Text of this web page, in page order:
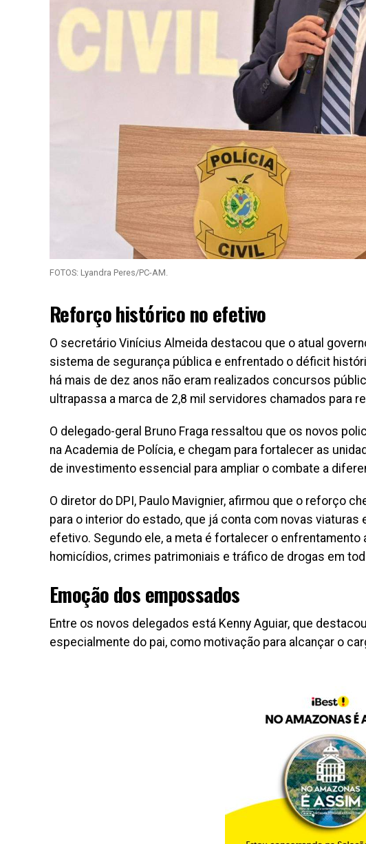
FOTOS: Lyandra Peres/PC-AM.
Reforço histórico no efetivo
O secretário Vinícius Almeida destacou que o atual
sistema de segurança pública e enfrentado o déficit
há mais de dez anos não eram realizados concursos
ultrapassa a marca de 2,8 mil servidores chamados para
O delegado-geral Bruno Fraga ressaltou que os novos
na Academia de Polícia, e chegam para fortalecer as
de investimento essencial para ampliar o combate a
O diretor do DPI, Paulo Mavignier, afirmou que o reforço
para o interior do estado, que já conta com novas viaturas
efetivo. Segundo ele, a meta é fortalecer o
homicídios, crimes patrimoniais e tráfico de drogas em
Emoção dos empossados
Entre os novos delegados está Kenny Aguiar, que
especialmente do pai, como motivação para alcançar o